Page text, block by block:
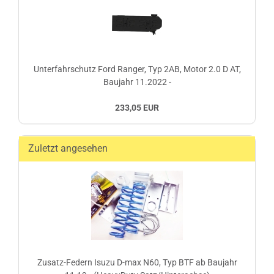
Unterfahrschutz Ford Ranger, Typ 2AB, Motor 2.0 D AT,
Baujahr 11.2022 -
233,05 EUR
Zuletzt angesehen
Zusatz-Federn Isuzu D-max N60, Typ BTF ab Baujahr